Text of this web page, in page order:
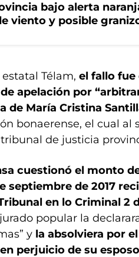
bajo alerta
viento y posible
Télam, el fallo fue
apelación por
de María Cristina
bonaerense, el cual al
de justicia
cuestionó el monto
septiembre de 2017
en lo Criminal 2
popular la
y la absolviera por
perjuicio de su